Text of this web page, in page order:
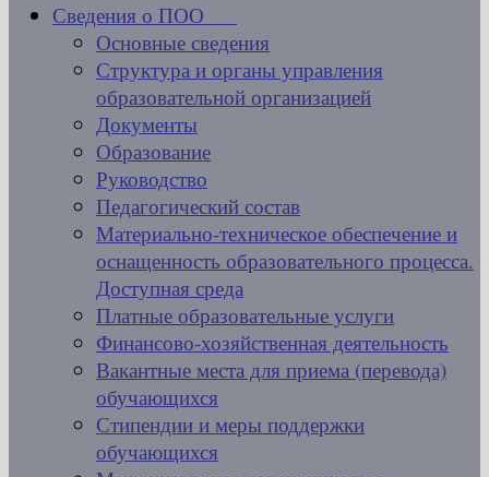
Сведения о ПОО
Основные сведения
Структура и органы управления
образовательной организацией
Документы
Образование
Руководство
Педагогический состав
Материально-техническое обеспечение и
оснащенность образовательного процесса.
Доступная среда
Платные образовательные услуги
Финансово-хозяйственная деятельность
Вакантные места для приема (перевода)
обучающихся
Стипендии и меры поддержки
обучающихся